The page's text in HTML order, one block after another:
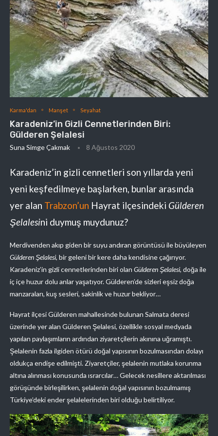
Karma'dan Manşet Seyahat
Karadeniz’in Gizli Cennetlerinden Biri:
Gülderen Şelalesi
Suna Simge Çakmak 8 Ağustos 2020
Karadeniz’in gizli cennetleri son yıllarda yeni
yeni keşfedilmeye başlarken, bunlar arasında
yer alan Trabzon’un Hayrat ilçesindeki Gülderen
Şelalesini duymuş muydunuz?
Merdivenden akıp giden bir suyu andıran görüntüsü ile büyüleyen
Gülderen Şelalesi, bir geleni bir kere daha kendisine çağırıyor.
Karadeniz’in gizli cennetlerinden biri olan Gülderen Şelalesi, doğa ile
iç içe huzur dolu anlar yaşatıyor. Gülderen’de sizleri eşsiz doğa
manzaraları, kuş sesleri, sakinlik ve huzur bekliyor…
Hayrat ilçesi Gülderen mahallesinde bulunan Salmata deresi
üzerinde yer alan Gülderen Şelalesi, özellikle sosyal medyada
yapılan paylaşımların ardından ziyaretçilerin akınına uğramıştı.
Şelalenin fazla ilgiden ötürü doğal yapısının bozulmasından dolayı
oldukça endişe edilmişti. Ziyaretçiler, şelalenin mutlaka korunma
altına alınması konusunda ısrarcılar… Gelecek nesillere aktarılması
görüşünde birleşilirken, şelalenin doğal yapısının bozulmamış
Türkiye’deki ender şelalelerinden biri olduğu belirtiliyor.